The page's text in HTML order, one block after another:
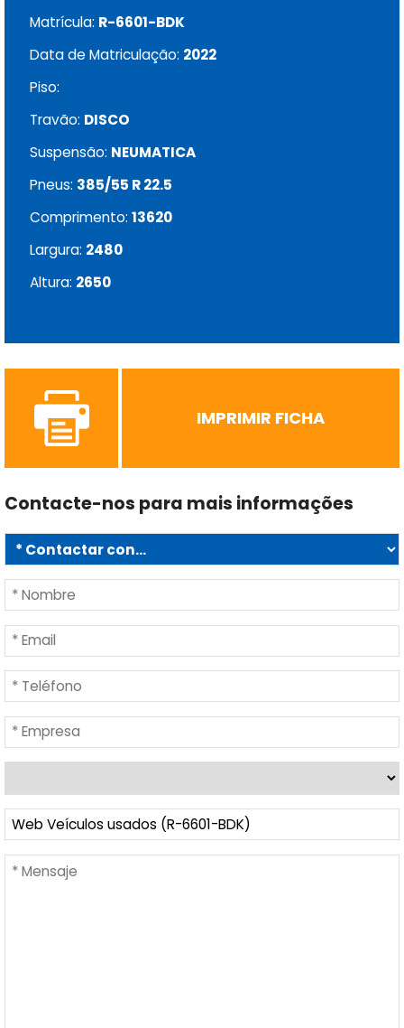
Matrícula: R-6601-BDK
Data de Matriculação: 2022
Piso:
Travão: DISCO
Suspensão: NEUMATICA
Pneus: 385/55 R 22.5
Comprimento: 13620
Largura: 2480
Altura: 2650
IMPRIMIR FICHA
Contacte-nos para mais informações